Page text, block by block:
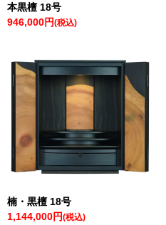
本黒檀 18号
946,000円(税込)
楠・黒檀 18号
1,144,000円(税込)